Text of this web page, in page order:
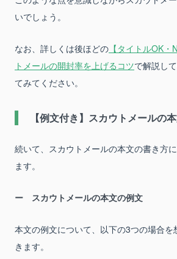
いでしょう。
なお、詳しくは後ほどの 【タイトルOK
トメールの開封率を上げるコツで解説し
てみてください。
【例文付き】スカウトメールの
続いて、スカウトメールの本文の書き方
ます。
スカウトメールの本文の例文
本文の例文について、以下の3つの場合
きます。